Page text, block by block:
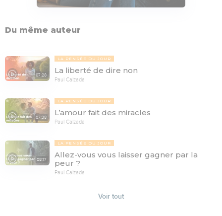
Du même auteur
07:28
LA PENSÉE DU JOUR
La liberté de dire non
Paul Calzada
07:38
LA PENSÉE DU JOUR
L’amour fait des miracles
Paul Calzada
08:17
LA PENSÉE DU JOUR
Allez-vous vous laisser gagner par la
peur ?
Paul Calzada
Voir tout